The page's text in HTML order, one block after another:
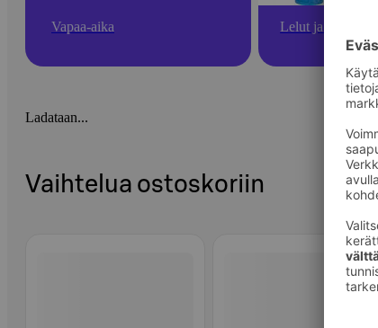
Vapaa-aika Lelut ja pelit
Ladataan...
Vaihtelua ostoskoriin